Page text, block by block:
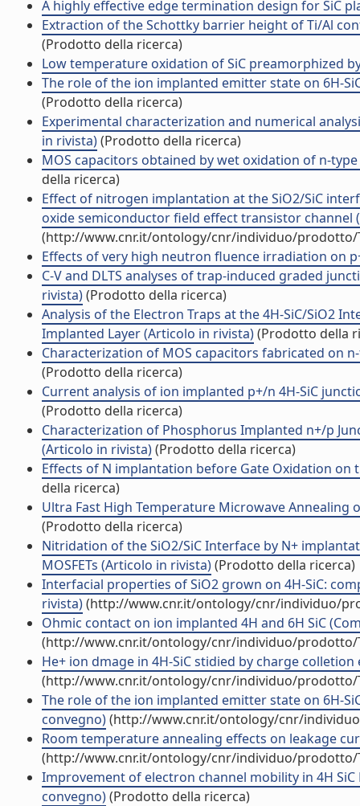
A highly effective edge termination design for SiC
Extraction of the Schottky barrier height of Ti/Al
(Prodotto della ricerca)
Low temperature oxidation of SiC preamorphized
The role of the ion implanted emitter state on 6H-
(Prodotto della ricerca)
Experimental characterization and numerical
in rivista)(Prodotto della ricerca)
MOS capacitors obtained by wet oxidation of n-
della ricerca)
Effect of nitrogen implantation at the SiO2/SiC
oxide semiconductor field effect transistor channel
(http://www.cnr.it/ontology/cnr/individuo/prodotto/
Effects of very high neutron fluence irradiation on
C-V and DLTS analyses of trap-induced graded
rivista)(Prodotto della ricerca)
Analysis of the Electron Traps at the 4H-SiC/SiO2
Implanted Layer (Articolo in rivista)(Prodotto della
Characterization of MOS capacitors fabricated on
(Prodotto della ricerca)
Current analysis of ion implanted p+/n 4H-SiC
(Prodotto della ricerca)
Characterization of Phosphorus Implanted n+/p
(Articolo in rivista)(Prodotto della ricerca)
Effects of N implantation before Gate Oxidation on
della ricerca)
Ultra Fast High Temperature Microwave
(Prodotto della ricerca)
Nitridation of the SiO2/SiC Interface by N+
MOSFETs (Articolo in rivista)(Prodotto della ricerca)
Interfacial properties of SiO2 grown on 4H-SiC:
rivista)(http://www.cnr.it/ontology/cnr/individuo/
Ohmic contact on ion implanted 4H and 6H SiC
(http://www.cnr.it/ontology/cnr/individuo/prodotto/
He+ ion dmage in 4H-SiC stidied by charge
(http://www.cnr.it/ontology/cnr/individuo/prodotto/
The role of the ion implanted emitter state on 6H-
convegno)(http://www.cnr.it/ontology/cnr/
Room temperature annealing effects on leakage
(http://www.cnr.it/ontology/cnr/individuo/prodotto/
Improvement of electron channel mobility in 4H
convegno)(Prodotto della ricerca)